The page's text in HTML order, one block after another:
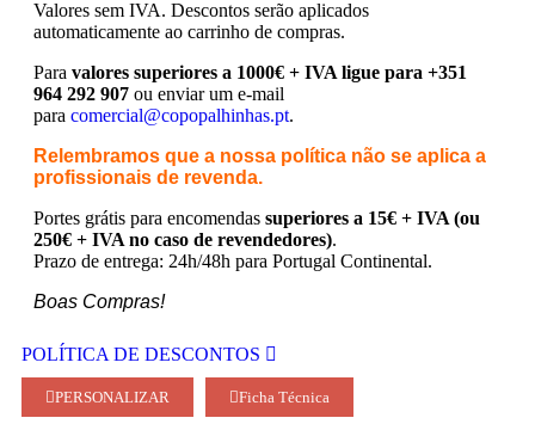
Valores sem IVA. Descontos serão aplicados
automaticamente ao carrinho de compras.
Para valores superiores a 1000€ + IVA ligue para +351
964 292 907 ou enviar um e-mail
para comercial@copopalhinhas.pt.
Relembramos que a nossa política não se aplica a
profissionais de revenda.
Portes grátis para encomendas superiores a 15€ + IVA (ou
250€ + IVA no caso de revendedores).
Prazo de entrega: 24h/48h para Portugal Continental.
Boas Compras!
POLÍTICA DE DESCONTOS
PERSONALIZAR Ficha Técnica